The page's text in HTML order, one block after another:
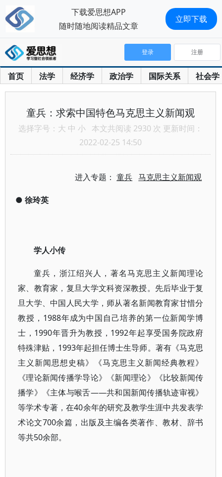
首页 法学 经济学 政治学 国际关系 社会学
登录 注册
童兵：求索中国特色马克思主义新闻观
选择字号： 大 中 小 本文共阅读 2930 次 更新时间：
2022-02-25 14:50
进入专题：童兵 马克思主义新闻观
● 徐玲英
学人小传
童兵，浙江绍兴人，著名马克思主义新闻理论
家、教育家，复旦大学文科资深教授。先后毕业于复
旦大学、中国人民大学，师从著名新闻教育家甘惜分
教授，1988年成为中国自己培养的第一位新闻学博
士，1990年晋升为教授，1992年起享受国务院政府
特殊津贴，1993年起担任博士生导师。著有《马克思
主义新闻思想史稿》《马克思主义新闻经典教程》
《理论新闻传播学导论》《新闻理论》《比较新闻传
播学》《主体与喉舌——共和国新闻传播轨迹审视》
等学术专著，在40余年的研究及教学生涯中共发表学
术论文700余篇，出版及主编各类著作、教材、辞书
等共50余部。
下载爱思想APP
随时随地阅读精品文章
立即下载